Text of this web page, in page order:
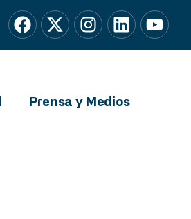
Prensa y Medios